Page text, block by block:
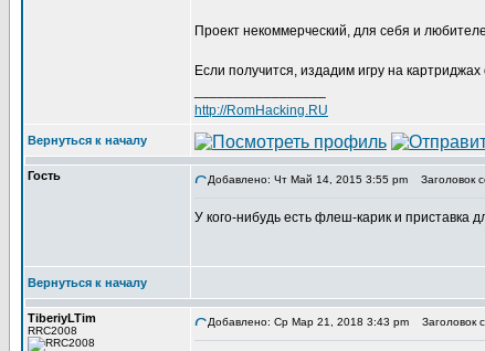
Проект некоммерческий, для себя и
Если получится, издадим игру на
http://RomHacking.RU
Вернуться к началу
Гость Добавлено: Чт Май 14, 2015 3:55 pm Заголовок
У кого-нибудь есть флеш-карик и приставка
Вернуться к началу
TiberiyLTim
RRC2008
Добавлено: Ср Мар 21, 2018 3:43 pm Заголовок